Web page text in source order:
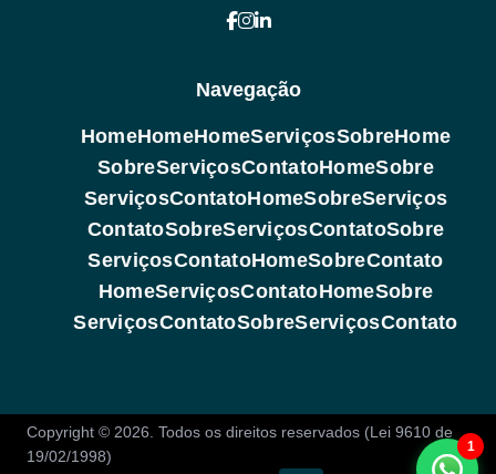
Navegação
HomeHomeHomeServiçosSobreHome
SobreServiçosContatoHomeSobre
ServiçosContatoHomeSobreServiços
ContatoSobreServiçosContatoSobre
ServiçosContatoHomeSobreContato
HomeServiçosContatoHomeSobre
ServiçosContatoSobreServiçosContato
Copyright © 2026. Todos os direitos reservados (Lei 9610 de
19/02/1998)
1